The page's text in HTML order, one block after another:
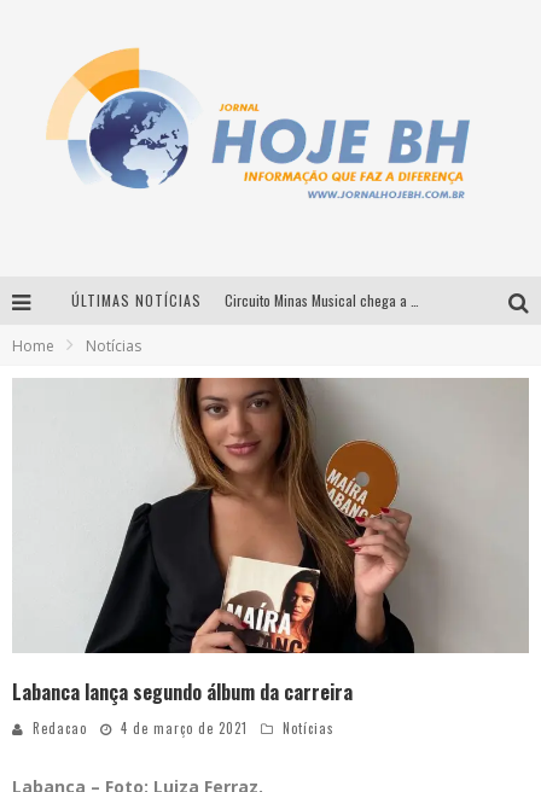
ÚLTIMAS NOTÍCIAS
Home Notícias
Labanca lança segundo álbum da carreira
Redacao 4 de março de 2021 Notícias
Labanca – Foto: Luiza Ferraz.